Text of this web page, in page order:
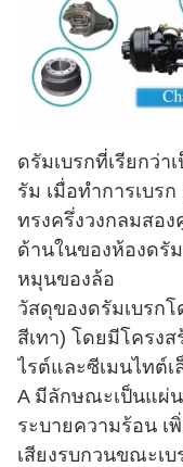
ดรัมเบรกที่เรียกว่า
รัม เมื่อทำการเบร
ทรงครึ่งวงกลมสอ
ด้านในของห้องดรั
หมุนของล้อ
วัสดุของดรัมเบรก
สีเทา) โดยมีโครง
ไรต์และซีเมนไทต์
A มีลักษณะเป็นแผ่
ระบายความร้อน เ
เสียงรบกวนขณะเบ